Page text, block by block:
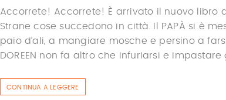
Accorrete! Accorrete! È arrivato il nuovo libro
Strane cose succedono in città. Il PAPÀ si è
paio d’ali, a mangiare mosche e persino a
DOREEN non fa altro che infuriarsi e impastare
CONTINUA A LEGGERE